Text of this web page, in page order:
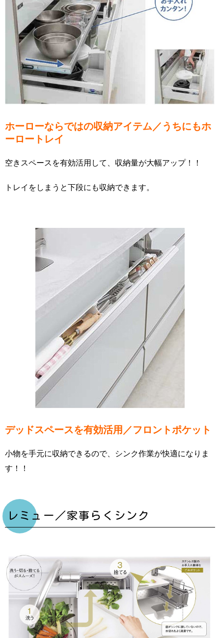
ホーローならではの収納アイテム／うちにもホ
ーロートレイ
空きスペースを有効活用して、収納量が大幅アップ！！
トレイをしまうと下段にも収納できます。
デッドスペースを有効活用／フロントポケット
小物を手元に収納できるので、シンク作業が快適になりま
す！！
レミュー／家事らくシンク